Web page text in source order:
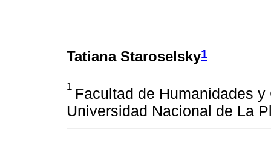
Tatiana Staroselsky1
1 Facultad de Humanidades
Universidad Nacional de La